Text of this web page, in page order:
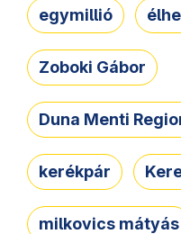
egymillió
Zoboki Gábor
Duna Menti
kerékpár
milkovics mátyás